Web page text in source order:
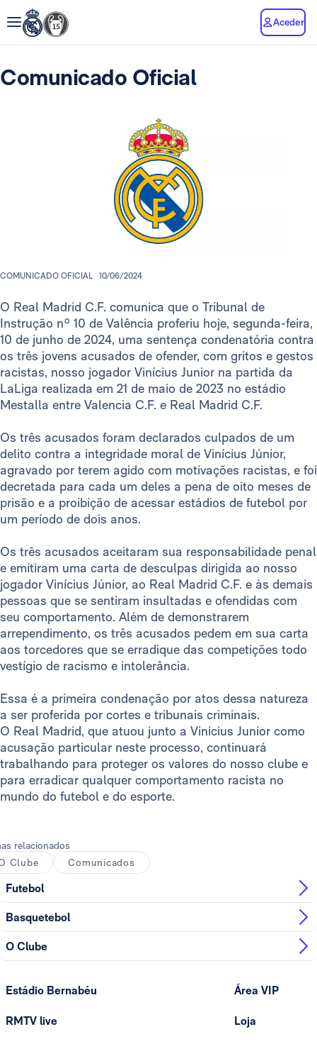
Aceder
Comunicado Oficial
COMUNICADO OFICIAL 10/06/2024
O Real Madrid C.F. comunica que o Tribunal de
Instrução nº 10 de Valência proferiu hoje, segunda-feira,
10 de junho de 2024, uma sentença condenatória contra
os três jovens acusados de ofender, com gritos e gestos
racistas, nosso jogador Vinícius Junior na partida da
LaLiga realizada em 21 de maio de 2023 no estádio
Mestalla entre Valencia C.F. e Real Madrid C.F.
Os três acusados foram declarados culpados de um
delito contra a integridade moral de Vinícius Júnior,
agravado por terem agido com motivações racistas, e foi
decretada para cada um deles a pena de oito meses de
prisão e a proibição de acessar estádios de futebol por
um período de dois anos.
Os três acusados aceitaram sua responsabilidade penal
e emitiram uma carta de desculpas dirigida ao nosso
jogador Vinícius Júnior, ao Real Madrid C.F. e às demais
pessoas que se sentiram insultadas e ofendidas com
seu comportamento. Além de demonstrarem
arrependimento, os três acusados pedem em sua carta
aos torcedores que se erradique das competições todo
vestígio de racismo e intolerância.
Essa é a primeira condenação por atos dessa natureza
a ser proferida por cortes e tribunais criminais.
O Real Madrid, que atuou junto a Vinicius Junior como
acusação particular neste processo, continuará
trabalhando para proteger os valores do nosso clube e
para erradicar qualquer comportamento racista no
mundo do futebol e do esporte.
relacionados
Clube
Comunicados
Futebol
Basquetebol
O Clube
Estádio Bernabéu
RMTV live
Área VIP
Loja